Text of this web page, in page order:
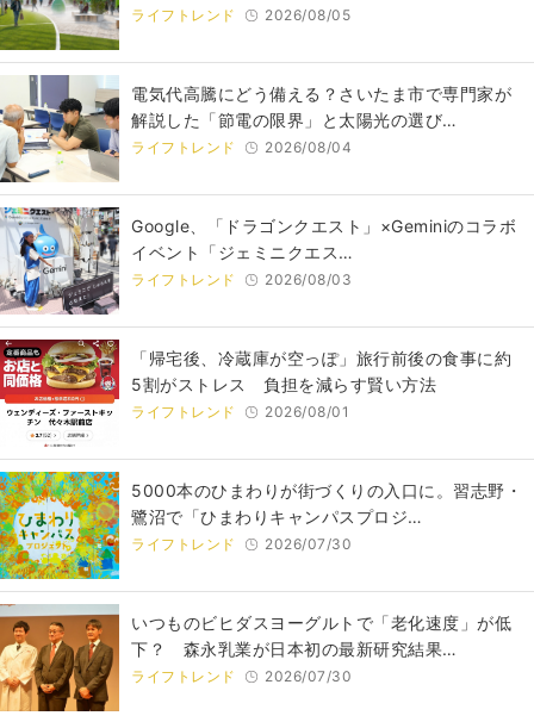
ライフトレンド 2026/08/05
電気代高騰にどう備える？さいたま市で専門家が
解説した「節電の限界」と太陽光の選び…
ライフトレンド 2026/08/04
Google、「ドラゴンクエスト」×Geminiのコラボ
イベント「ジェミニクエス…
ライフトレンド 2026/08/03
「帰宅後、冷蔵庫が空っぽ」旅行前後の食事に約
5割がストレス 負担を減らす賢い方法
ライフトレンド 2026/08/01
5000本のひまわりが街づくりの入口に。習志野・
鷺沼で「ひまわりキャンパスプロジ…
ライフトレンド 2026/07/30
いつものビヒダスヨーグルトで「老化速度」が低
下？ 森永乳業が日本初の最新研究結果…
ライフトレンド 2026/07/30